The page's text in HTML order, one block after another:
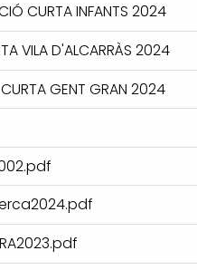
CURTA INFANTS 2024
VILA D'ALCARRÀS 2024
CURTA GENT GRAN 2024